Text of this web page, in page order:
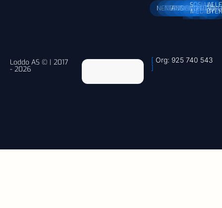
NETTBUTIKK
NETTSIDE
ANNONSERING
DESIGN
SEO
SOSIALE
MEDIER
ALLE
Loddo AS © | 2017
- 2026
[ Org: 925 740 543
]